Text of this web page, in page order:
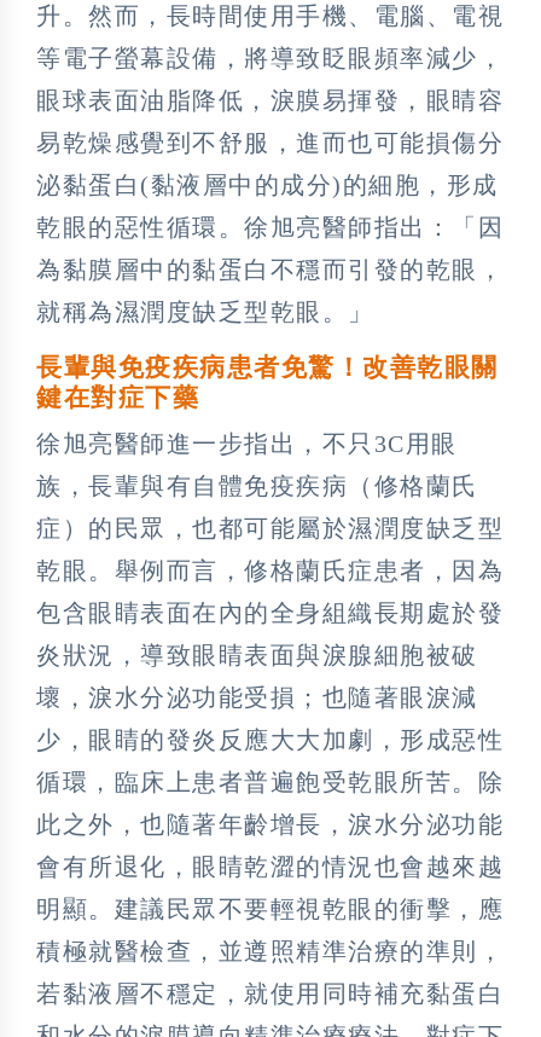
升。然而，長時間使用手機、電腦、電視
等電子螢幕設備，將導致眨眼頻率減少，
眼球表面油脂降低，淚膜易揮發，眼睛容
易乾燥感覺到不舒服，進而也可能損傷分
泌黏蛋白(黏液層中的成分)的細胞，形成
乾眼的惡性循環。徐旭亮醫師指出：「因
為黏膜層中的黏蛋白不穩而引發的乾眼，
就稱為濕潤度缺乏型乾眼。」
長輩與免疫疾病患者免驚！改善乾眼關
鍵在對症下藥
徐旭亮醫師進一步指出，不只3C用眼
族，長輩與有自體免疫疾病（修格蘭氏
症）的民眾，也都可能屬於濕潤度缺乏型
乾眼。舉例而言，修格蘭氏症患者，因為
包含眼睛表面在內的全身組織長期處於發
炎狀況，導致眼睛表面與淚腺細胞被破
壞，淚水分泌功能受損；也隨著眼淚減
少，眼睛的發炎反應大大加劇，形成惡性
循環，臨床上患者普遍飽受乾眼所苦。除
此之外，也隨著年齡增長，淚水分泌功能
會有所退化，眼睛乾澀的情況也會越來越
明顯。建議民眾不要輕視乾眼的衝擊，應
積極就醫檢查，並遵照精準治療的準則，
若黏液層不穩定，就使用同時補充黏蛋白